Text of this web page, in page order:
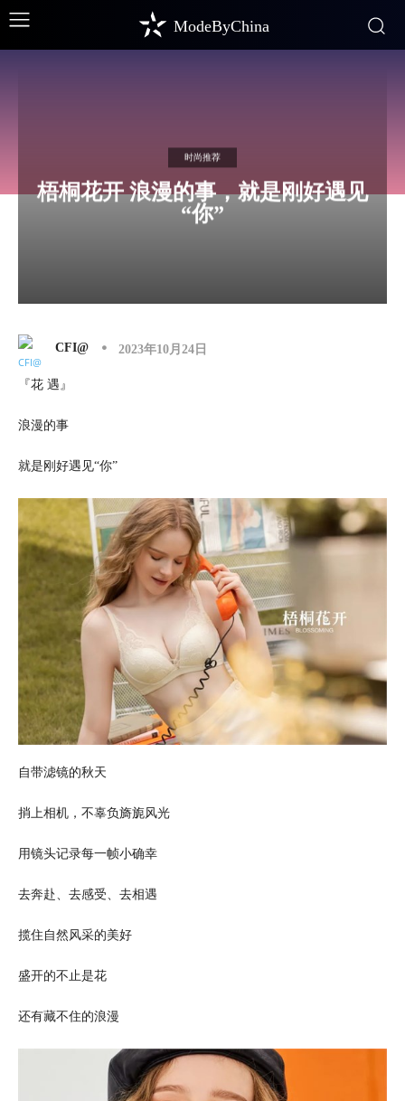
ModeByChina
时尚推荐
梧桐花开 浪漫的事，就是刚好遇见
“你”
CFI@ 2023年10月24日
『花 遇』
浪漫的事
就是刚好遇见“你”
自带滤镜的秋天
捎上相机，不辜负旖旎风光
用镜头记录每一帧小确幸
去奔赴、去感受、去相遇
揽住自然风采的美好
盛开的不止是花
还有藏不住的浪漫